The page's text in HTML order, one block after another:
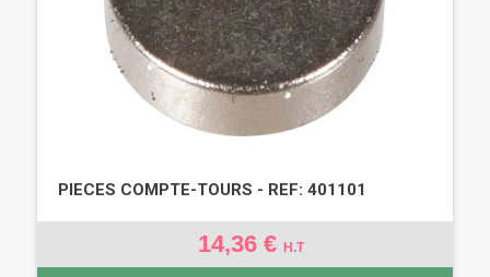
PIECES COMPTE-TOURS - REF: 401101
14,36 € H.T